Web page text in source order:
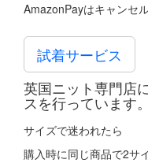
AmazonPayはキャンセ
試着サービス
英国ニット専門店
スを行っています。
サイズで迷われたら
購入時に同じ商品で2サ